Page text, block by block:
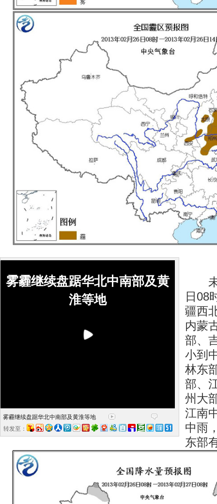
雾霾继续盘踞华北中南部及黄
淮等地
雾霾继续盘踞华北中南部及黄淮等地
转发至：
未
日08
疆西
内蒙
部、
小到
林东
部、
州大
江南
中雨
东部